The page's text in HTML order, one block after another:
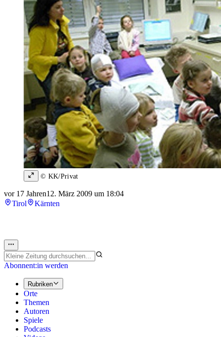
© KK/Privat
vor 17 Jahren12. März 2009 um 18:04
Tirol
Kärnten
Abonnent:in werden
Rubriken
Orte
Themen
Autoren
Spiele
Podcasts